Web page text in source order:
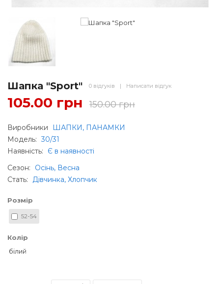
Шапка "Sport" 0 відгуків | Написати відгук
105.00 грн 150.00 грн
Виробники
ШАПКИ, ПАНАМКИ
Модель: 30/31
Наявність:
Є в наявності
Сезон:
Осінь, Весна
Стать: Дівчинка, Хлопчик
Розмір
52-54
Колір
білий